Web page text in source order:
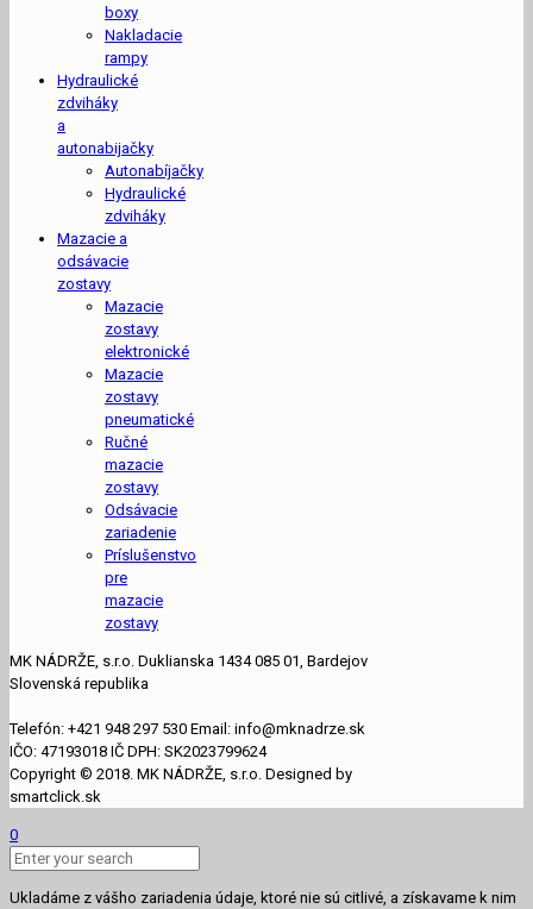
boxy
Nakladacie
rampy
Hydraulické
zdviháky
a
autonabijačky
Autonabíjačky
Hydraulické
zdviháky
Mazacie a
odsávacie
zostavy
Mazacie
zostavy
elektronické
Mazacie
zostavy
pneumatické
Ručné
mazacie
zostavy
Odsávacie
zariadenie
Príslušenstvo
pre
mazacie
zostavy
MK NÁDRŽE, s.r.o. Duklianska 1434 085 01, Bardejov
Slovenská republika
Telefón: +421 948 297 530 Email: info@mknadrze.sk
IČO: 47193018 IČ DPH: SK2023799624
Copyright © 2018. MK NÁDRŽE, s.r.o. Designed by
smartclick.sk
0
Ukladáme z vášho zariadenia údaje, ktoré nie sú citlivé, a získavame k nim